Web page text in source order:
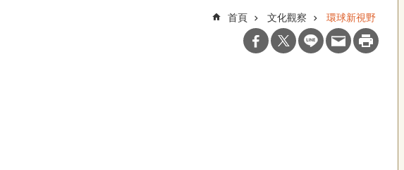
首頁 文化觀察 環球新視野